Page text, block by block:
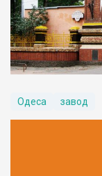
Одеса завод